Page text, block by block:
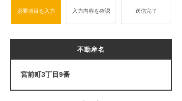
必要項目を入力 入力内容を確認 送信完了
不動産名
宮前町3丁目9番